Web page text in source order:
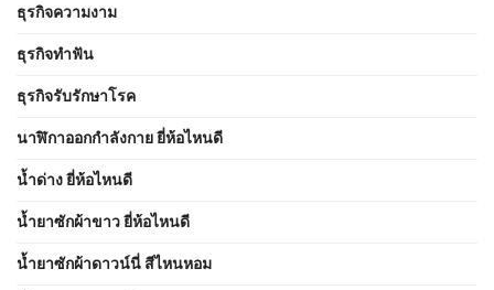
ธุรกิจความงาม
ธุรกิจทำฟัน
ธุรกิจรับรักษาโรค
นาฬิกาออกกำลังกาย ยี่ห้อไหนดี
น้ำด่าง ยี่ห้อไหนดี
น้ำยาซักผ้าขาว ยี่ห้อไหนดี
น้ำยาซักผ้าดาวน์นี่ สีไหนหอม